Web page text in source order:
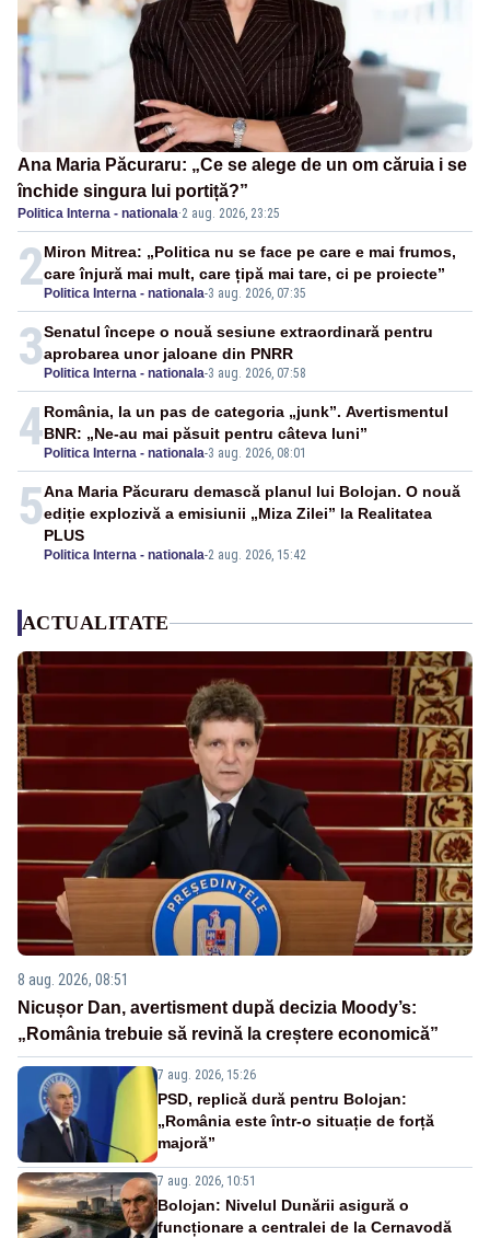
Ana Maria Păcuraru: „Ce se alege de un om căruia i se
închide singura lui portiță?”
Politica Interna - nationala·2 aug. 2026, 23:25
2 Politica Interna - nationala-3 aug. 2026, 07:35
Miron Mitrea: „Politica nu se face pe care e mai frumos,
care înjură mai mult, care țipă mai tare, ci pe proiecte”
3 Politica Interna - nationala-3 aug. 2026, 07:58
Senatul începe o nouă sesiune extraordinară pentru
aprobarea unor jaloane din PNRR
4 Politica Interna - nationala-3 aug. 2026, 08:01
România, la un pas de categoria „junk”. Avertismentul
BNR: „Ne-au mai păsuit pentru câteva luni”
5
Politica Interna - nationala-2 aug. 2026, 15:42
Ana Maria Păcuraru demască planul lui Bolojan. O nouă
ediție explozivă a emisiunii „Miza Zilei” la Realitatea
PLUS
ACTUALITATE
8 aug. 2026, 08:51
Nicușor Dan, avertisment după decizia Moody’s:
„România trebuie să revină la creștere economică”
7 aug. 2026, 15:26
PSD, replică dură pentru Bolojan:
„România este într-o situație de forță
majoră”
7 aug. 2026, 10:51
Bolojan: Nivelul Dunării asigură o
funcționare a centralei de la Cernavodă